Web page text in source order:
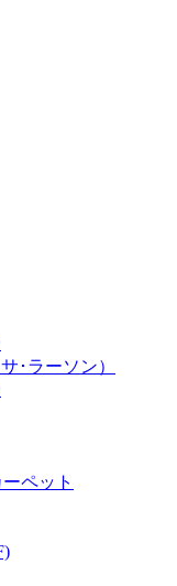
･ラーソン）
ペット